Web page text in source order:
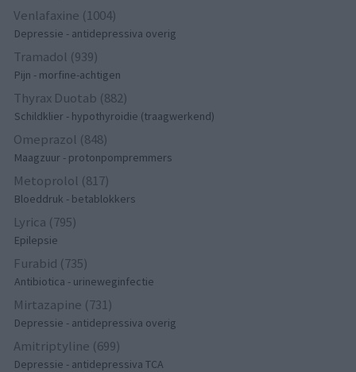
Venlafaxine (1004)
Depressie - antidepressiva overig
Tramadol (939)
Pijn - morfine-achtigen
Thyrax Duotab (882)
Schildklier - hypothyroidie (traagwerkend)
Omeprazol (848)
Maagzuur - protonpompremmers
Metoprolol (817)
Bloeddruk - betablokkers
Lyrica (795)
Epilepsie
Furabid (735)
Antibiotica - urineweginfectie
Mirtazapine (731)
Depressie - antidepressiva overig
Amitriptyline (699)
Depressie - antidepressiva TCA